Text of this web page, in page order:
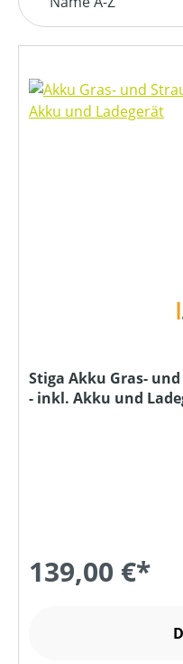
Stiga Akku Gras- und
- inkl. Akku und
139,00 €*